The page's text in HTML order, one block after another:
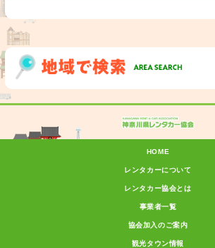
HOME
レンタカーについて
レンタカー協会とは
事業者一覧
協会加入のご案内
観光タウン情報